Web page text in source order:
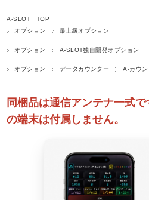
A-SLOT TOP
オプション
最上級オプション
オプション A-SLOT独自開発オプション
オプション データカウンター A-カウ
同梱品は通信アンテナ一式
の端末は付属しません。